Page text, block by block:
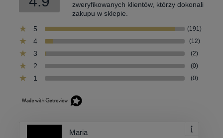
zweryfikowanych klientów, którzy dokonali
zakupu w sklepie.
5
(191)
4 (12)
3 (2)
2 (0)
1 (0)
Maria